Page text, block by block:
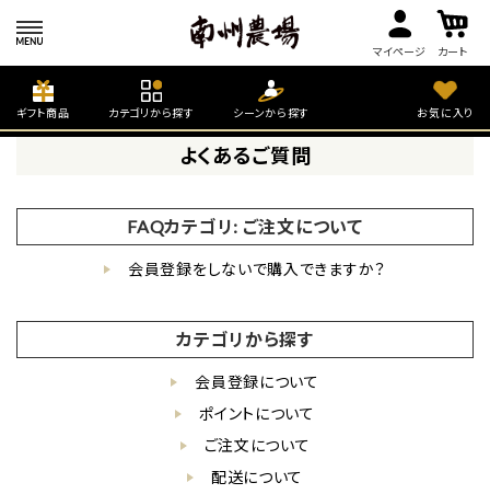
マイページ カート
ギフト商品 カテゴリから探す シーンから探す お気に入り
よくあるご質問
FAQカテゴリ: ご注文について
会員登録をしないで購入できますか？
カテゴリから探す
会員登録について
ポイントについて
ご注文について
配送について